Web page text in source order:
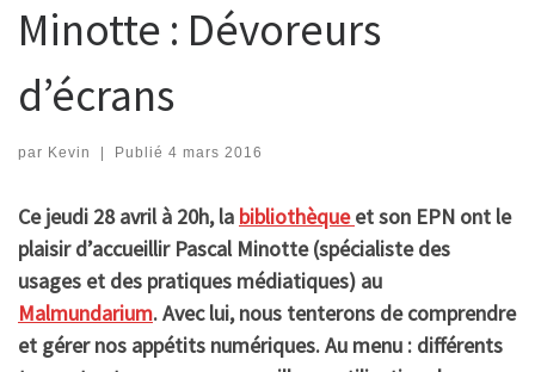
Minotte : Dévoreurs
d’écrans
par Kevin | Publié 4 mars 2016
Ce jeudi 28 avril à 20h, la bibliothèqueet son EPN ont le
plaisir d’accueillir Pascal Minotte (spécialiste des
usages et des pratiques médiatiques) au
Malmundarium. Avec lui, nous tenterons de comprendre
et gérer nos appétits numériques. Au menu : différents